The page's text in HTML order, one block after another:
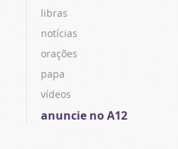
libras
notícias
orações
papa
vídeos
anuncie no A12